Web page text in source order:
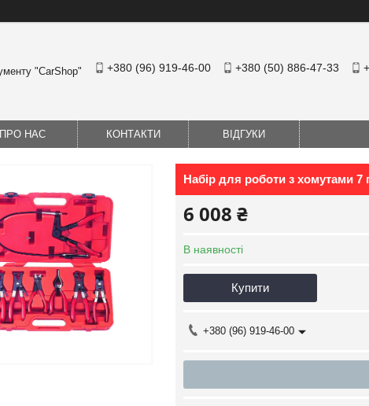
"CarShop" +380 (96) 919-46-00 +380 (50) 886-47-33
ПРО НАС КОНТАКТИ ВІДГУКИ
Набір для роботи з хомутами 7
6 008 ₴
В наявності
Купити
+380 (96) 919-46-00